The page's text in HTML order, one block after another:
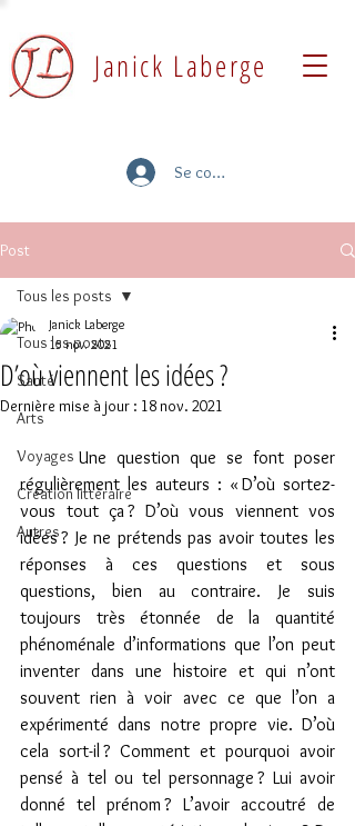
Janick Laberge
Se connecter
Post
Tous les posts
Santé
Arts
Voyages
Création littéraire
Autres
Tous les posts
D’où viennent les idées ?
Janick Laberge
15 nov. 2021
Dernière mise à jour : 18 nov. 2021
      Une question que se font poser
régulièrement les auteurs : « D’où sortez-
vous tout ça ? D’où vous viennent vos
idées ? Je ne prétends pas avoir toutes les
réponses à ces questions et sous
questions, bien au contraire. Je suis
toujours très étonnée de la quantité
phénoménale d’informations que l’on peut
inventer dans une histoire et qui n’ont
souvent rien à voir avec ce que l’on a
expérimenté dans notre propre vie. D’où
cela sort-il ? Comment et pourquoi avoir
pensé à tel ou tel personnage ? Lui avoir
donné tel prénom ? L’avoir accoutré de